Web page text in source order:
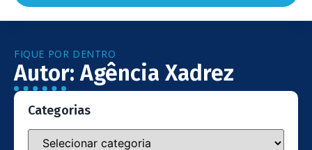
FIQUE POR DENTRO
Autor:Agência Xadrez
Categorias